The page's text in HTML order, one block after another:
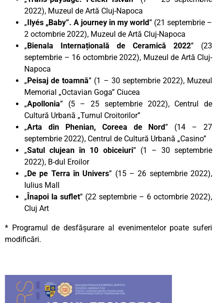
2022), Muzeul de Artă Cluj-Napoca
„Ilyés „Baby”. A journey in my world” (21 septembrie –
2 octombrie 2022), Muzeul de Artă Cluj-Napoca
„Bienala Internațională de Ceramică 2022” (23
septembrie – 16 octombrie 2022), Muzeul de Artă Cluj-
Napoca
„Peisaj de toamnă” (1 – 30 septembrie 2022), Muzeul
Memorial „Octavian Goga” Ciucea
„Apollonia” (5 – 25 septembrie 2022), Centrul de
Cultură Urbană „Turnul Croitorilor”
„Arta din Phenian, Coreea de Nord” (14 – 27
septembrie 2022), Centrul de Cultură Urbană „Casino”
„Satul clujean în 10 obiceiuri” (1 – 30 septembrie
2022), B-dul Eroilor
„De pe Terra în Univers” (15 – 26 septembrie 2022),
Iulius Mall
„Înapoi la suflet” (22 septembrie – 6 octombrie 2022),
Cluj Art
* Programul de desfășurare al evenimentelor poate suferi
modificări.